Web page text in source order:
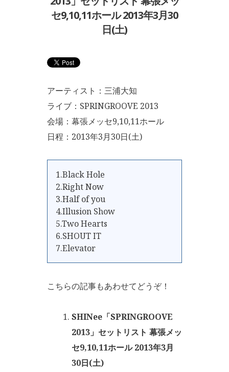
セ9,10,11ホール 2013年3月30
日(土)
アーティスト：三浦大知
ライブ：SPRINGROOVE 2013
会場：幕張メッセ9,10,11ホール
日程：2013年3月30日(土)
1.Black Hole
2.Right Now
3.Half of you
4.Illusion Show
5.Two Hearts
6.SHOUT IT
7.Elevator
こちらの記事もあわせてどうぞ！
SHINee「SPRINGROOVE
2013」セットリスト 幕張メッ
セ9,10,11ホール 2013年3月
30日(土)